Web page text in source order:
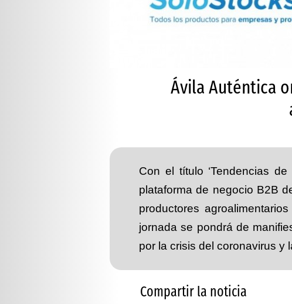
Ávila Auténtica
Con el título ‘Tendencias
plataforma de negocio B2B
productores
jornada se pondrá de
por la crisis del coronavirus y
Compartir la noticia